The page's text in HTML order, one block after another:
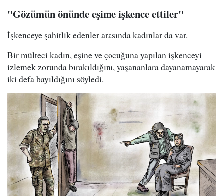
"Gözümün önünde eşime işkence ettiler"
İşkenceye şahitlik edenler arasında kadınlar da var.
Bir mülteci kadın, eşine ve çocuğuna yapılan işkenceyi
izlemek zorunda bırakıldığını, yaşananlara dayanamayarak
iki defa bayıldığını söyledi.